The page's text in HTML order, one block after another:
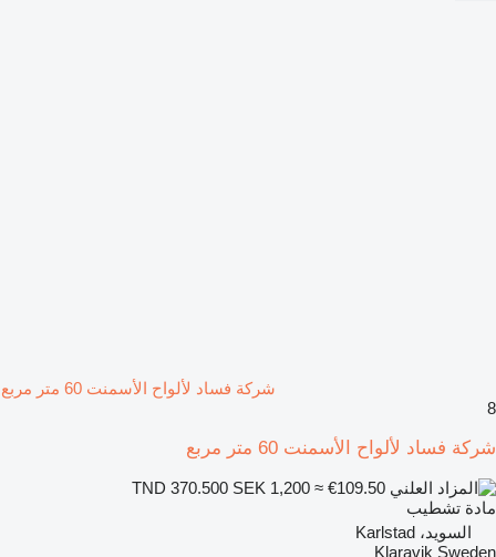
شركة فساد لألواح الأسمنت 60 متر مربع
8
شركة فساد لألواح الأسمنت 60 متر مربع
SEK 1,200 ≈ €109.50
مادة تشطيب
السويد، Karlstad
Klaravik Sweden